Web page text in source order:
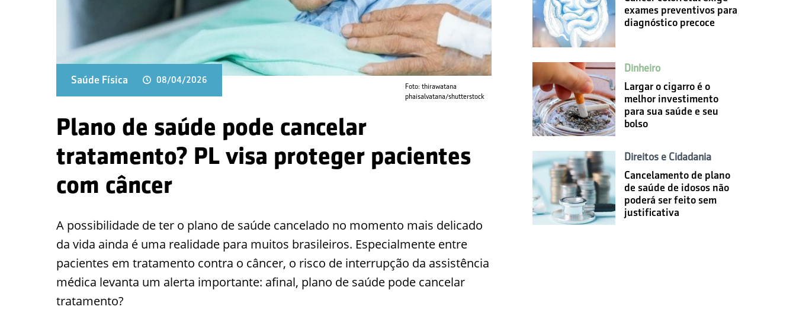
Foto: thirawatana
phaisalvatana/shutterstock
Saúde Física 08/04/2026
Plano de saúde pode cancelar
tratamento? PL visa proteger pacientes
com câncer
A possibilidade de ter o plano de saúde cancelado no momento mais delicado
da vida ainda é uma realidade para muitos brasileiros. Especialmente entre
pacientes em tratamento contra o câncer, o risco de interrupção da assistência
médica levanta um alerta importante: afinal, plano de saúde pode cancelar
tratamento?
exames preventivos para
diagnóstico precoce
Dinheiro
Largar o cigarro é o
melhor investimento
para sua saúde e seu
bolso
Direitos e Cidadania
Cancelamento de plano
de saúde de idosos não
poderá ser feito sem
justificativa